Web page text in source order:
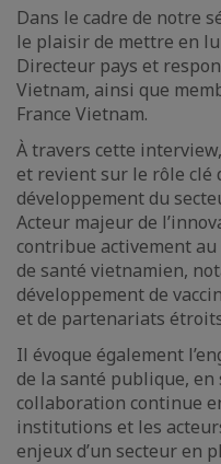
Dans le cadre de notre
le plaisir de mettre en
Directeur pays et
Vietnam, ainsi que
France Vietnam.
À travers cette
et revient sur le rôle clé
développement du
Acteur majeur de
contribue activement au
de santé vietnamien,
développement de
et de partenariats
Il évoque également
de la santé publique, en
collaboration continue
institutions et les
enjeux d’un secteur en